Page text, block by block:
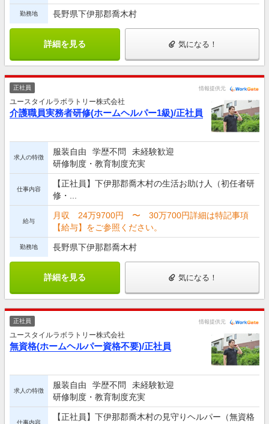
勤務地 長野県下伊那郡喬木村
詳細を見る 気になる！
正社員 情報提供元
ユースタイルラボラトリー株式会社
介護職員実務者研修(ホームヘルパー1級)/正社員
求人の特徴
服装自由 学歴不問
未経験歓迎
研修制度・教育制度充実
仕事内容
【正社員】下伊那郡喬木村の生活お助け人（初任者研
修・...
給与
月収 24万9700円 〜 30万700円詳細は特記事項
【給与】をご参照ください。
勤務地 長野県下伊那郡喬木村
詳細を見る 気になる！
正社員 情報提供元
ユースタイルラボラトリー株式会社
無資格(ホームヘルパー資格不要)/正社員
求人の特徴
服装自由 学歴不問
未経験歓迎
研修制度・教育制度充実
仕事内容
【正社員】下伊那郡喬木村の見守りヘルパー（無資格